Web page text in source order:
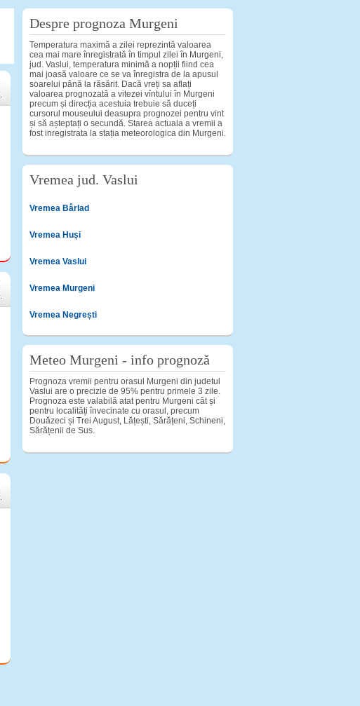
Despre prognoza Murgeni
Temperatura maximă a zilei reprezintă valoarea
cea mai mare înregistrată în timpul zilei în Murgeni,
jud. Vaslui, temperatura minimă a nopții fiind cea
mai joasă valoare ce se va înregistra de la apusul
soarelui până la răsărit. Dacă vreți sa aflați
valoarea prognozată a vitezei vîntului în Murgeni
precum și direcția acestuia trebuie să duceți
cursorul mouseului deasupra prognozei pentru vint
și să așteptați o secundă. Starea actuala a vremii a
fost inregistrata la stația meteorologica din Murgeni.
Vremea jud. Vaslui
Vremea Bârlad
Vremea Huși
Vremea Vaslui
Vremea Murgeni
Vremea Negrești
Meteo Murgeni - info prognoză
Prognoza vremii pentru orasul Murgeni din judetul
Vaslui are o precizie de 95% pentru primele 3 zile.
Prognoza este valabilă atat pentru Murgeni cât și
pentru localități învecinate cu orasul, precum
Douăzeci și Trei August, Lățești, Sărățeni, Schineni,
Sărățenii de Sus.